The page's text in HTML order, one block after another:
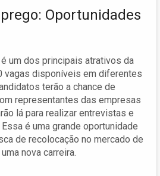
Oportunidades
um dos principais atrativos da
vagas disponíveis em diferentes
terão a chance de
representantes das empresas
lá para realizar entrevistas e
é uma grande oportunidade
de recolocação no mercado de
nova carreira.